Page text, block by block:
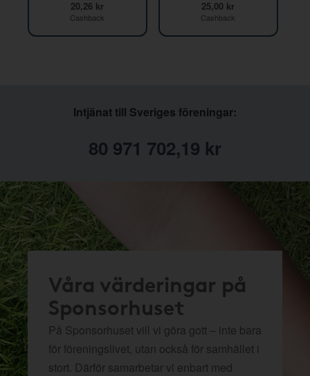
20,26 kr
Cashback
25,00 kr
Cashback
Intjänat till Sveriges föreningar:
80 971 702,19 kr
Våra värderingar på
Sponsorhuset
På Sponsorhuset vill vi göra gott – inte bara
för föreningslivet, utan också för samhället i
stort. Därför samarbetar vi enbart med